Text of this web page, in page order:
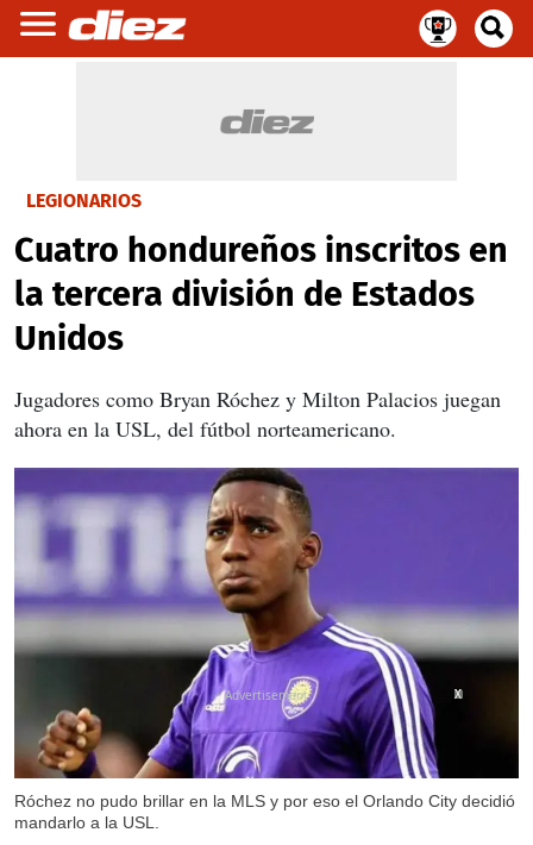
LEGIONARIOS
Cuatro hondureños inscritos en
la tercera división de Estados
Unidos
Jugadores como Bryan Róchez y Milton Palacios juegan
ahora en la USL, del fútbol norteamericano.
Róchez no pudo brillar en la MLS y por eso el Orlando City decidió
mandarlo a la USL.
X
X